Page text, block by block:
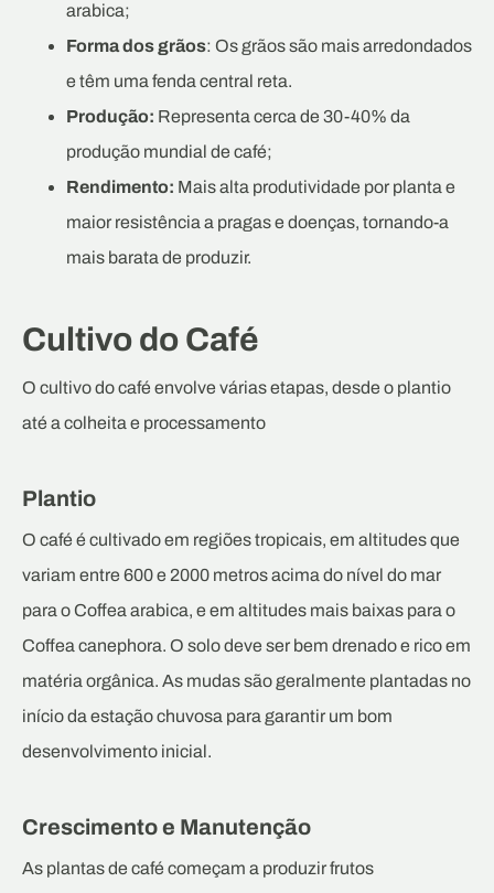
arabica;
Forma dos grãos: Os grãos são mais arredondados
e têm uma fenda central reta.
Produção: Representa cerca de 30-40% da
produção mundial de café;
Rendimento: Mais alta produtividade por planta e
maior resistência a pragas e doenças, tornando-a
mais barata de produzir.
Cultivo do Café
O cultivo do café envolve várias etapas, desde o plantio
até a colheita e processamento
Plantio
O café é cultivado em regiões tropicais, em altitudes que
variam entre 600 e 2000 metros acima do nível do mar
para o Coffea arabica, e em altitudes mais baixas para o
Coffea canephora. O solo deve ser bem drenado e rico em
matéria orgânica. As mudas são geralmente plantadas no
início da estação chuvosa para garantir um bom
desenvolvimento inicial.
Crescimento e Manutenção
As plantas de café começam a produzir frutos